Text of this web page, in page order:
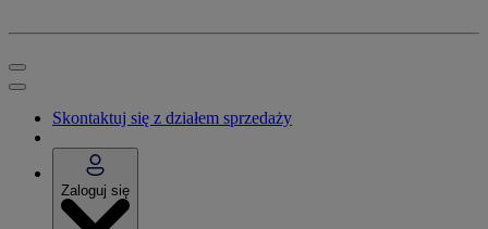
Skontaktuj się z działem sprzedaży
Zaloguj się